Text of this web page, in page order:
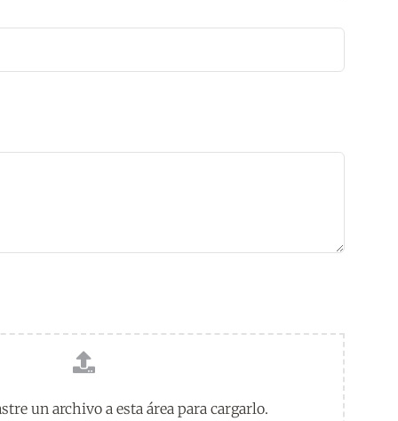
un archivo a esta área para cargarlo.